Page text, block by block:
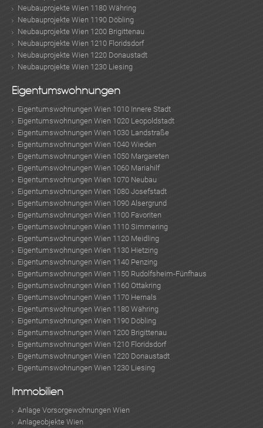
Neubauprojekte Wien 1180 Währing
Neubauprojekte Wien 1190 Döbling
Neubauprojekte Wien 1200 Brigittenau
Neubauprojekte Wien 1210 Floridsdorf
Neubauprojekte Wien 1220 Donaustadt
Neubauprojekte Wien 1230 Liesing
Eigentumswohnungen
Eigentumswohnungen Wien 1010 Innere Stadt
Eigentumswohnungen Wien 1020 Leopoldstadt
Eigentumswohnungen Wien 1030 Landstraße
Eigentumswohnungen Wien 1040 Wieden
Eigentumswohnungen Wien 1050 Margareten
Eigentumswohnungen Wien 1060 Mariahilf
Eigentumswohnungen Wien 1070 Neubau
Eigentumswohnungen Wien 1080 Josefstadt
Eigentumswohnungen Wien 1090 Alsergrund
Eigentumswohnungen Wien 1100 Favoriten
Eigentumswohnungen Wien 1110 Simmering
Eigentumswohnungen Wien 1120 Meidling
Eigentumswohnungen Wien 1130 Hietzing
Eigentumswohnungen Wien 1140 Penzing
Eigentumswohnungen Wien 1150 Rudolfsheim-Fünfhaus
Eigentumswohnungen Wien 1160 Ottakring
Eigentumswohnungen Wien 1170 Hernals
Eigentumswohnungen Wien 1180 Währing
Eigentumswohnungen Wien 1190 Döbling
Eigentumswohnungen Wien 1200 Brigittenau
Eigentumswohnungen Wien 1210 Floridsdorf
Eigentumswohnungen Wien 1220 Donaustadt
Eigentumswohnungen Wien 1230 Liesing
Immobilien
Anlage Vorsorgewohnungen Wien
Anlageobjekte Wien